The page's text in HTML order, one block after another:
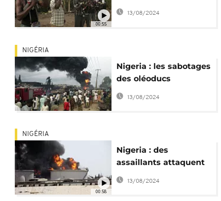
00:55
reprendre le paiement
13/08/2024
NIGÉRIA
Nigeria : les sabotages
des oléoducs
augmentent les
risques de pollution à
13/08/2024
00:58
NIGÉRIA
Nigeria : des
assaillants attaquent
encore un oléoduc
13/08/2024